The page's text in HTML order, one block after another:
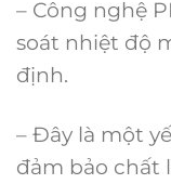
– Công nghệ
soát nhiệt độ
định.
– Đây là một
đảm bảo chất